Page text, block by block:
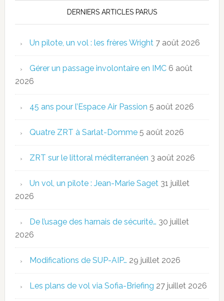
DERNIERS ARTICLES PARUS
Un pilote, un vol : les frères Wright 7 août 2026
Gérer un passage involontaire en IMC 6 août
2026
45 ans pour l’Espace Air Passion 5 août 2026
Quatre ZRT à Sarlat-Domme 5 août 2026
ZRT sur le littoral méditerranéen 3 août 2026
Un vol, un pilote : Jean-Marie Saget 31 juillet
2026
De l’usage des harnais de sécurité… 30 juillet
2026
Modifications de SUP-AIP… 29 juillet 2026
Les plans de vol via Sofia-Briefing 27 juillet 2026